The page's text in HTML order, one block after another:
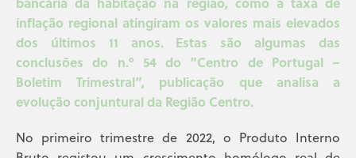
inflação regional atingiram os valores mais elevados
dos últimos 11 anos. Estas são algumas das
conclusões do n.º 54 do “Centro de Portugal –
Boletim Trimestral”, publicação que analisa a
evolução conjuntural da Região Centro.
No primeiro trimestre de 2022, o Produto Interno